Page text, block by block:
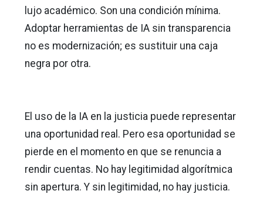
lujo académico. Son una condición mínima.
Adoptar herramientas de IA sin transparencia
no es modernización; es sustituir una caja
negra por otra.
El uso de la IA en la justicia puede representar
una oportunidad real. Pero esa oportunidad se
pierde en el momento en que se renuncia a
rendir cuentas. No hay legitimidad algorítmica
sin apertura. Y sin legitimidad, no hay justicia.